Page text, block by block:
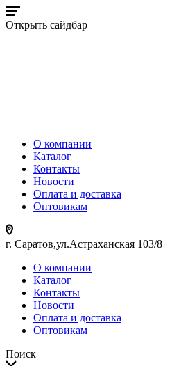
Открыть сайдбар
О компании
Каталог
Контакты
Новости
Оплата и доставка
Оптовикам
г. Саратов,ул.Астраханская 103/8
О компании
Каталог
Контакты
Новости
Оплата и доставка
Оптовикам
Поиск